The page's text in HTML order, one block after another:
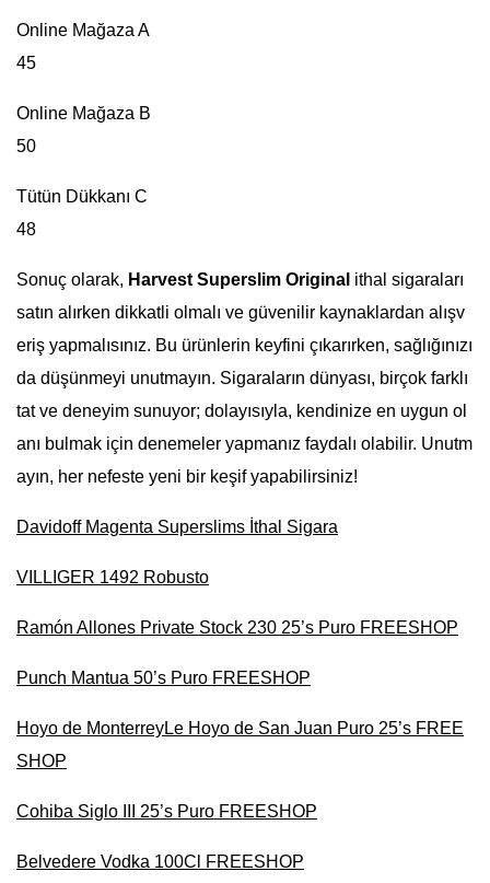
Online Mağaza A
45
Online Mağaza B
50
Tütün Dükkanı C
48
Sonuç olarak, Harvest Superslim Original ithal sigaraları
satın alırken dikkatli olmalı ve güvenilir kaynaklardan alışv
eriş yapmalısınız. Bu ürünlerin keyfini çıkarırken, sağlığınızı
da düşünmeyi unutmayın. Sigaraların dünyası, birçok farklı
tat ve deneyim sunuyor; dolayısıyla, kendinize en uygun ol
anı bulmak için denemeler yapmanız faydalı olabilir. Unutm
ayın, her nefeste yeni bir keşif yapabilirsiniz!
Davidoff Magenta Superslims İthal Sigara
VILLIGER 1492 Robusto
Ramón Allones Private Stock 230 25’s Puro FREESHOP
Punch Mantua 50’s Puro FREESHOP
Hoyo de MonterreyLe Hoyo de San Juan Puro 25’s FREE
SHOP
Cohiba Siglo III 25’s Puro FREESHOP
Belvedere Vodka 100Cl FREESHOP